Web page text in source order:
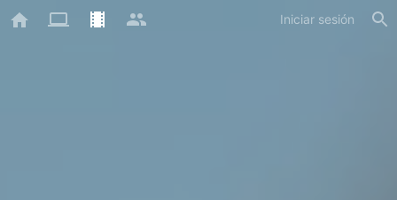
Iniciar sesión